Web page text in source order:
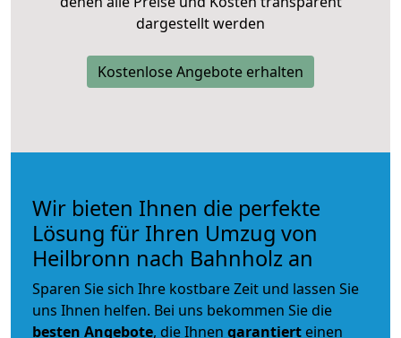
dargestellt werden
Kostenlose Angebote erhalten
Wir bieten Ihnen die perfekte
Lösung für Ihren Umzug von
Heilbronn nach Bahnholz an
Sparen Sie sich Ihre kostbare Zeit und lassen Sie
uns Ihnen helfen. Bei uns bekommen Sie die
besten Angebote, die Ihnen garantiert einen